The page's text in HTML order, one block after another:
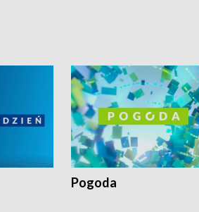
Pogoda